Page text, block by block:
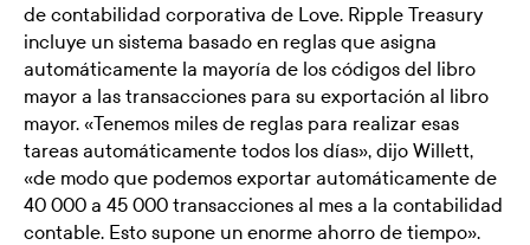
de contabilidad corporativa de Love. Ripple Treasury
incluye un sistema basado en reglas que asigna
automáticamente la mayoría de los códigos del libro
mayor a las transacciones para su exportación al libro
mayor. «Tenemos miles de reglas para realizar esas
tareas automáticamente todos los días», dijo Willett,
«de modo que podemos exportar automáticamente de
40 000 a 45 000 transacciones al mes a la contabilidad
contable. Esto supone un enorme ahorro de tiempo».